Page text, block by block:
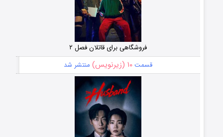
فروشگاهی برای قاتلان فصل ۲
قسمت۱۰ (زیرنویس) منتشر شد